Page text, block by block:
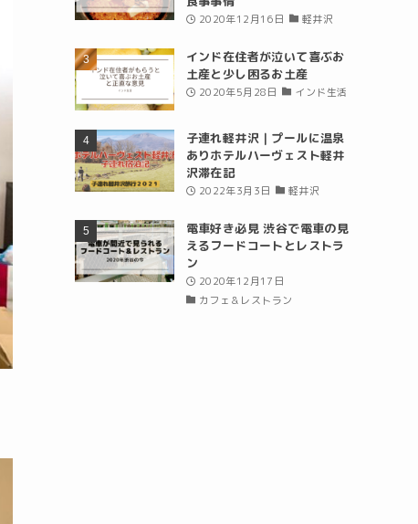
2020年12月16日 軽井沢
インド在住者が泣いて喜ぶお
土産と少し困るお土産
2020年5月28日 インド生活
子連れ軽井沢｜プールに温泉
ありホテルハーヴェスト軽井
沢滞在記
2022年3月3日 軽井沢
電車好き必見 渋谷で電車の見
えるフードコートとレストラ
ン
2020年12月17日
カフェ＆レストラン